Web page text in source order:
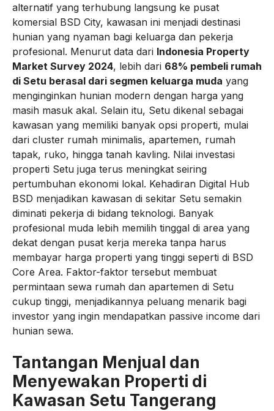
alternatif yang terhubung langsung ke pusat
komersial BSD City, kawasan ini menjadi destinasi
hunian yang nyaman bagi keluarga dan pekerja
profesional. Menurut data dari Indonesia Property
Market Survey 2024, lebih dari 68% pembeli rumah
di Setu berasal dari segmen keluarga muda yang
menginginkan hunian modern dengan harga yang
masih masuk akal. Selain itu, Setu dikenal sebagai
kawasan yang memiliki banyak opsi properti, mulai
dari cluster rumah minimalis, apartemen, rumah
tapak, ruko, hingga tanah kavling. Nilai investasi
properti Setu juga terus meningkat seiring
pertumbuhan ekonomi lokal. Kehadiran Digital Hub
BSD menjadikan kawasan di sekitar Setu semakin
diminati pekerja di bidang teknologi. Banyak
profesional muda lebih memilih tinggal di area yang
dekat dengan pusat kerja mereka tanpa harus
membayar harga properti yang tinggi seperti di BSD
Core Area. Faktor-faktor tersebut membuat
permintaan sewa rumah dan apartemen di Setu
cukup tinggi, menjadikannya peluang menarik bagi
investor yang ingin mendapatkan passive income dari
hunian sewa.
Tantangan Menjual dan
Menyewakan Properti di
Kawasan Setu Tangerang